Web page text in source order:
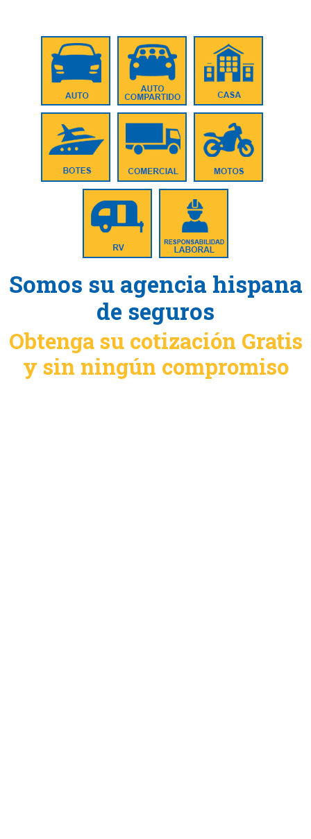
Somos su agencia hispana
de seguros
Obtenga su cotización Gratis
y sin ningún compromiso